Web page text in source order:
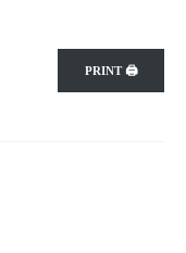
PRINT 🖨